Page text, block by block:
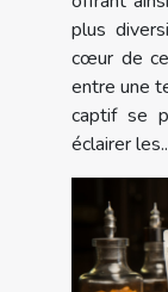
plus
cœur de
entre une
captif se
éclairer